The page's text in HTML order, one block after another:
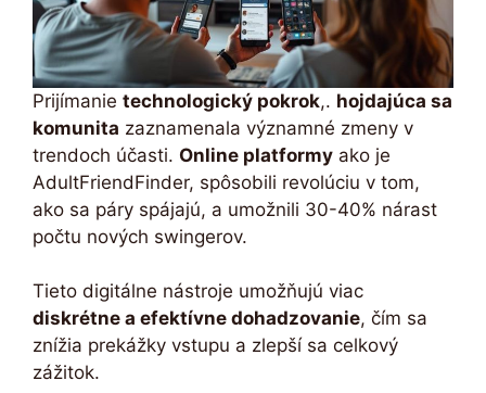
Prijímanie technologický pokrok,. hojdajúca sa
komunita zaznamenala významné zmeny v
trendoch účasti. Online platformy ako je
AdultFriendFinder, spôsobili revolúciu v tom,
ako sa páry spájajú, a umožnili 30-40% nárast
počtu nových swingerov.
Tieto digitálne nástroje umožňujú viac
diskrétne a efektívne dohadzovanie, čím sa
znížia prekážky vstupu a zlepší sa celkový
zážitok.